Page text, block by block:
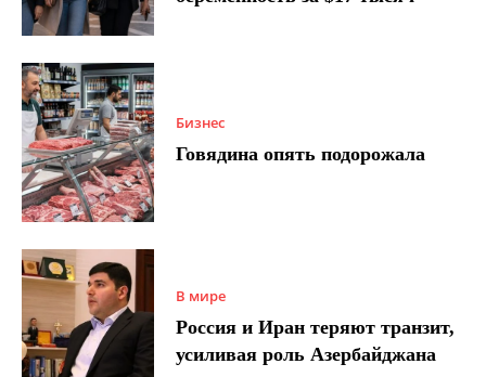
Бизнес
Говядина опять подорожала
В мире
Россия и Иран теряют транзит,
усиливая роль Азербайджана